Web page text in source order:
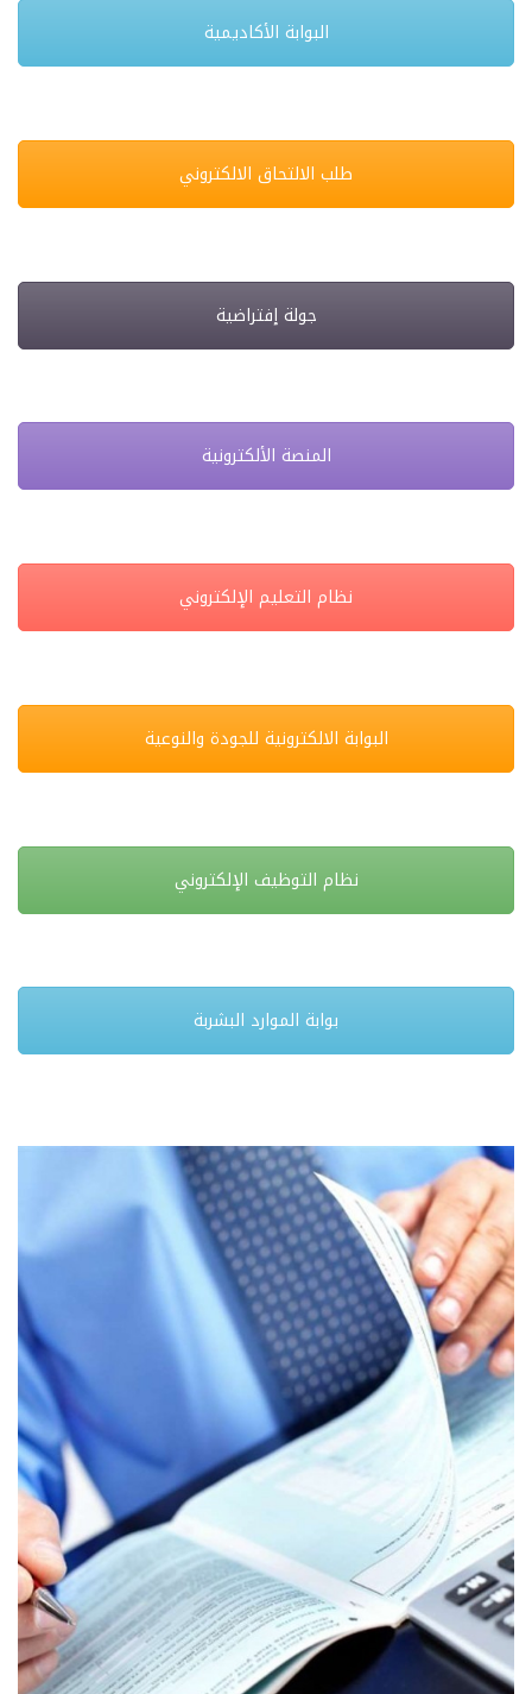
البوابة الأكاديمية
طلب الالتحاق الالكتروني
جولة إفتراضية
المنصة الألكترونية
نظام التعليم الإلكتروني
البوابة الالكترونية للجودة والنوعية
نظام التوظيف الإلكتروني
بوابة الموارد البشربة